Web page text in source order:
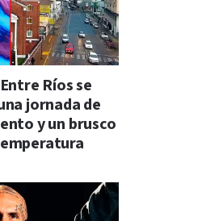
Ríos se
jornada de
y un brusco